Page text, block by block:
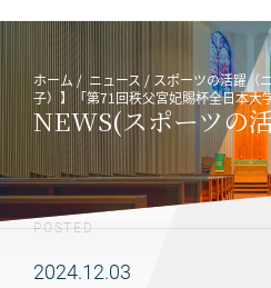
ホーム ニュース スポーツの活躍（ニ
子）】「第71回秩父宮妃賜杯全日本大
NEWS(スポーツの
POSTED
2024.12.03